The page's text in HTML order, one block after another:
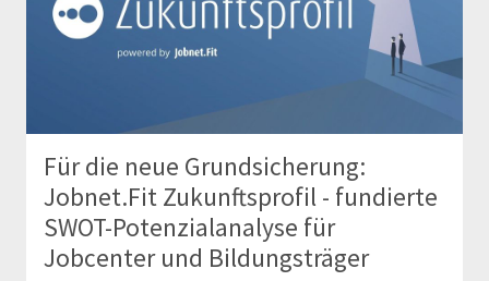
Für die neue Grundsicherung:
Jobnet.Fit Zukunftsprofil - fundierte
SWOT-Potenzialanalyse für
Jobcenter und Bildungsträger